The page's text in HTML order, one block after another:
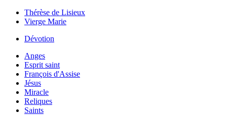
Thérèse de Lisieux
Vierge Marie
Dévotion
Anges
Esprit saint
François d'Assise
Jésus
Miracle
Reliques
Saints